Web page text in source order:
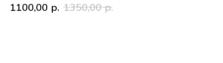
1100,00 р. 1350,00 р.